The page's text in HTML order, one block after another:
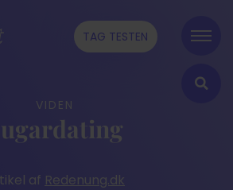
TAG TESTEN
VIDEN
af Redenung.dk